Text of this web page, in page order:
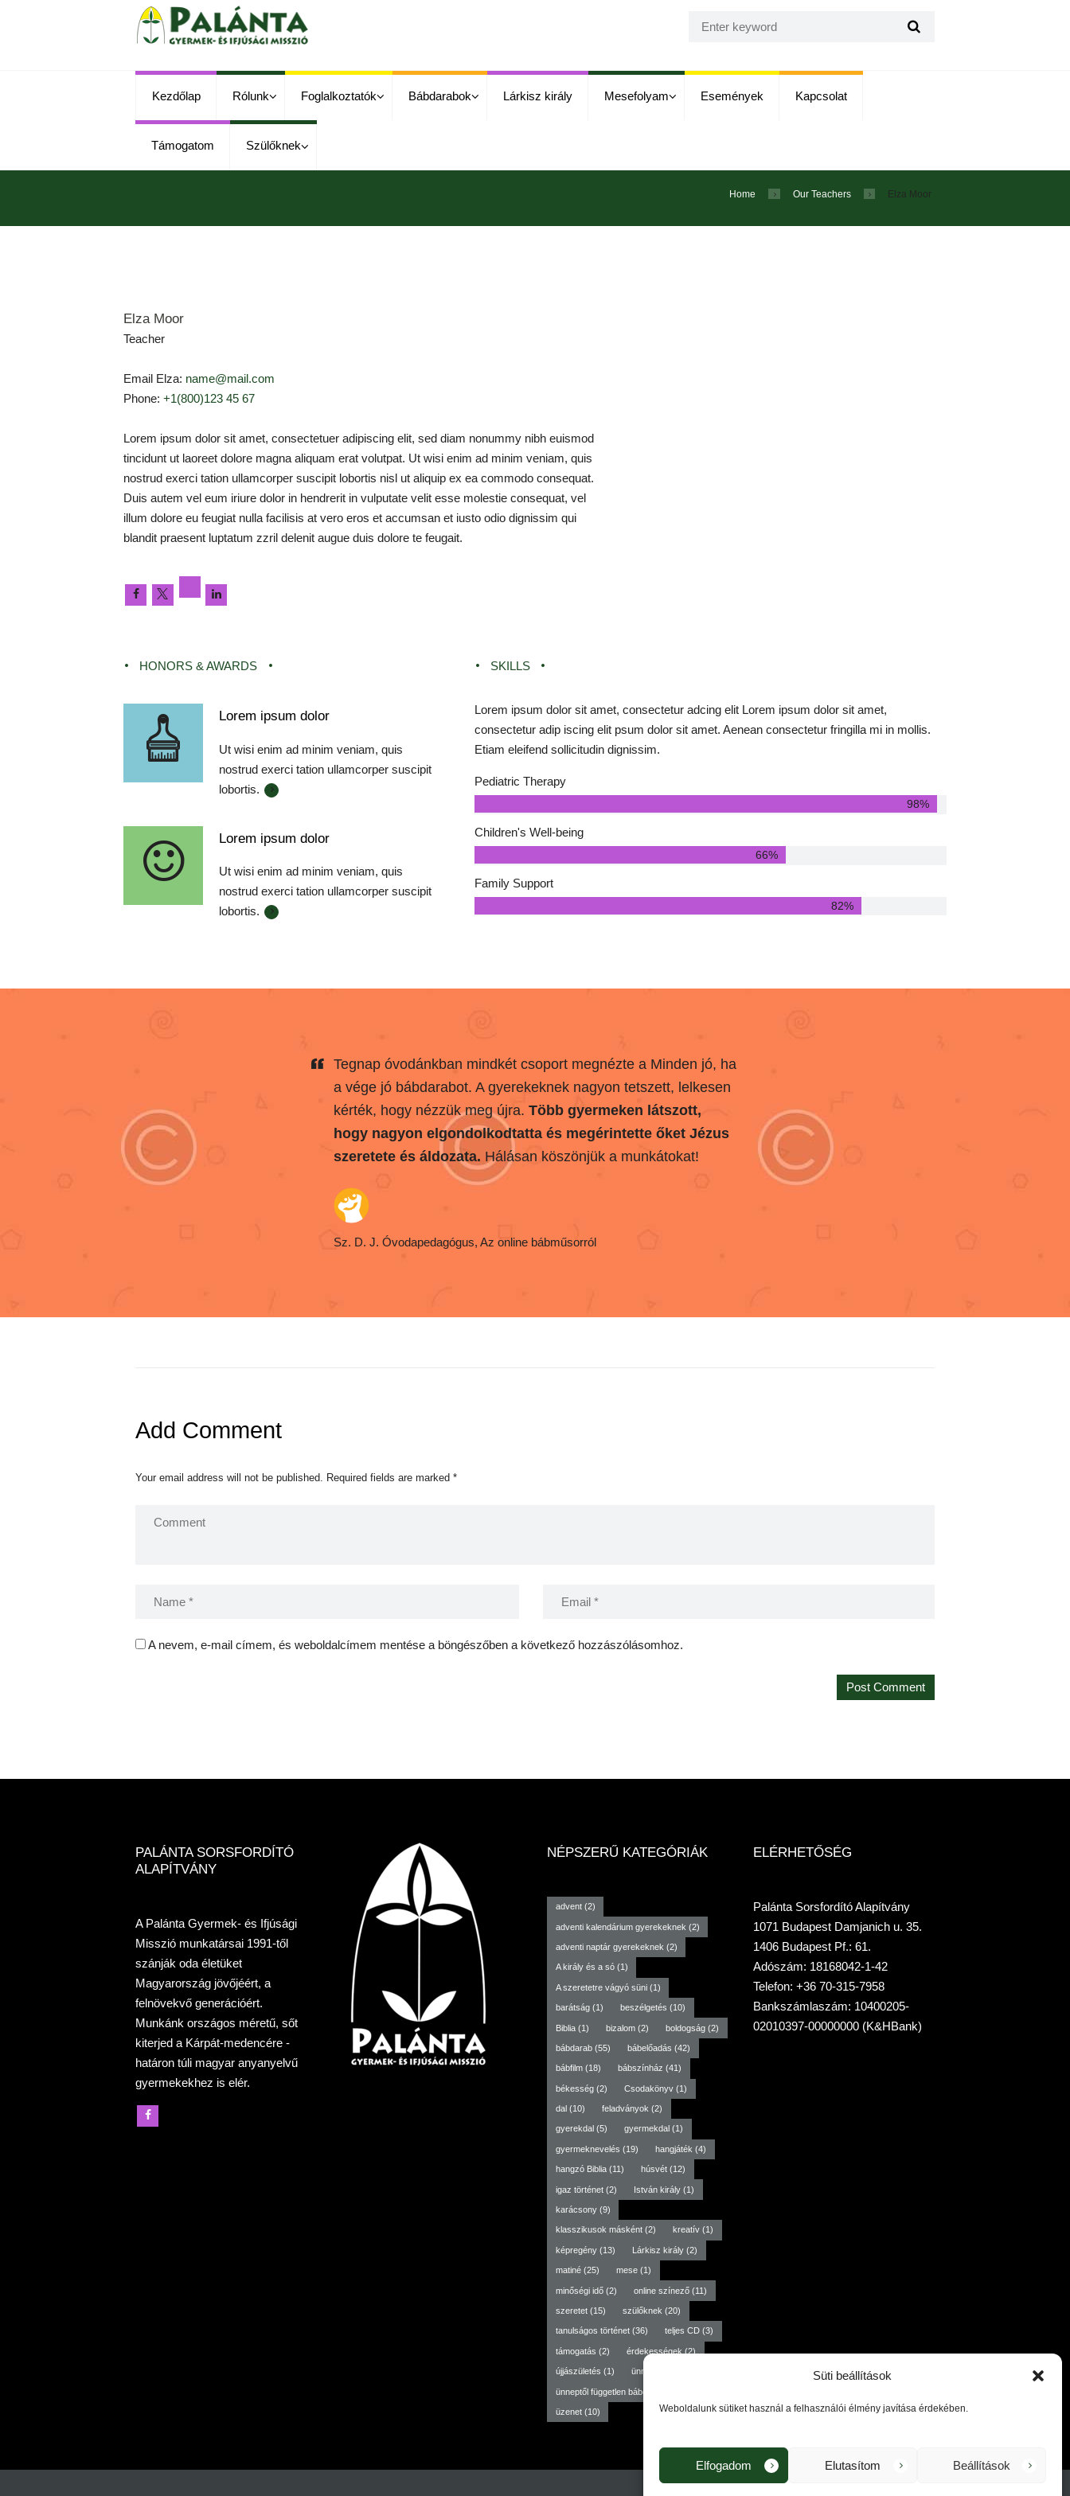
Süti beállítások
Weboldalunk sütiket használ a felhasználói élmény javítása érdekében.
Elfogadom Elutasítom Beállítások
Kezdőlap Rólunk Foglalkoztatók Bábdarabok Lárkisz király Mesefolyam Események Kapcsolat
Támogatom Szülőknek
Home Our Teachers Elza Moor
Elza Moor
Teacher
Email Elza: name@mail.com
Phone: +1(800)123 45 67
Lorem ipsum dolor sit amet, consectetuer adipiscing elit, sed diam nonummy nibh euismod
tincidunt ut laoreet dolore magna aliquam erat volutpat. Ut wisi enim ad minim veniam, quis
nostrud exerci tation ullamcorper suscipit lobortis nisl ut aliquip ex ea commodo consequat.
Duis autem vel eum iriure dolor in hendrerit in vulputate velit esse molestie consequat, vel
illum dolore eu feugiat nulla facilisis at vero eros et accumsan et iusto odio dignissim qui
blandit praesent luptatum zzril delenit augue duis dolore te feugait.
HONORS & AWARDS
Lorem ipsum dolor
Ut wisi enim ad minim veniam, quis
nostrud exerci tation ullamcorper suscipit
lobortis.
Lorem ipsum dolor
Ut wisi enim ad minim veniam, quis
nostrud exerci tation ullamcorper suscipit
lobortis.
SKILLS
Lorem ipsum dolor sit amet, consectetur adcing elit Lorem ipsum dolor sit amet,
consectetur adip iscing elit psum dolor sit amet. Aenean consectetur fringilla mi in mollis.
Etiam eleifend sollicitudin dignissim.
Pediatric Therapy
98%
Children's Well-being
66%
Family Support
82%
Tegnap óvodánkban mindkét csoport megnézte a Minden jó, ha
a vége jó bábdarabot. A gyerekeknek nagyon tetszett, lelkesen
kérték, hogy nézzük meg újra. Több gyermeken látszott,
hogy nagyon elgondolkodtatta és megérintette őket Jézus
szeretete és áldozata. Hálásan köszönjük a munkátokat!
Sz. D. J. Óvodapedagógus, Az online bábműsorról
Add Comment
Your email address will not be published. Required fields are marked *
A nevem, e-mail címem, és weboldalcímem mentése a böngészőben a következő hozzászólásomhoz.
PALÁNTA SORSFORDÍTÓ
ALAPÍTVÁNY
A Palánta Gyermek- és Ifjúsági
Misszió munkatársai 1991-től
szánják oda életüket
Magyarország jövőjéért, a
felnövekvő generációért.
Munkánk országos méretű, sőt
kiterjed a Kárpát-medencére -
határon túli magyar anyanyelvű
gyermekekhez is elér.
NÉPSZERŰ KATEGÓRIÁK
advent(2)
adventi kalendárium gyerekeknek (2)
adventi naptár gyerekeknek (2)
A király és a só(1)
A szeretetre vágyó süni(1)
barátság(1) beszélgetés (10)
Biblia(1) bizalom(2) boldogság (2)
bábdarab(55) bábelőadás (42)
bábfilm(18) bábszínház (41)
békesség(2) Csodakönyv(1)
dal(10) feladványok (2)
gyerekdal (5) gyermekdal (1)
gyermeknevelés (19) hangjáték (4)
hangzó Biblia(11) húsvét(12)
igaz történet(2) István király(1)
karácsony(9)
klasszikusok másként(2) kreatív(1)
képregény(13) Lárkisz király(2)
matiné(25) mese(1)
minőségi idő(2) online színező(11)
szeretet(15) szülőknek (20)
tanulságos történet(36) teljes CD(3)
támogatás (2) érdekességek (2)
újjászületés (1) ünneptől független
ünneptől független bábdarab
üzenet(10)
ELÉRHETŐSÉG
Palánta Sorsfordító Alapítvány
1071 Budapest Damjanich u. 35.
1406 Budapest Pf.: 61.
Adószám: 18168042-1-42
Telefon: +36 70-315-7958
Bankszámlaszám: 10400205-
02010397-00000000 (K&HBank)